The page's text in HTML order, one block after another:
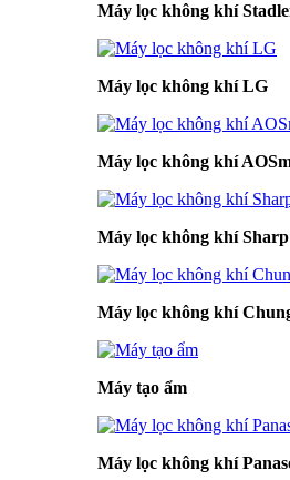
Máy lọc không khí
Máy lọc không khí LG
Máy lọc không khí
Máy lọc không khí
Máy lọc không khí
Máy tạo ẩm
Máy lọc không khí